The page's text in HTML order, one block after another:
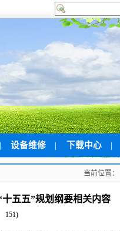
| 设备维修 | 下载中心 |
当前位置：
五五”规划纲要相关内容
151)